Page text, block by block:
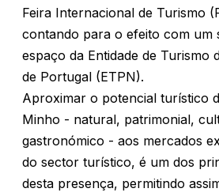
Feira Internacional de Turismo
contando para o efeito com um
espaço da Entidade de Turismo
de Portugal (ETPN).
Aproximar o potencial turístico
Minho - natural, patrimonial,
gastronómico - aos mercados
do sector turístico, é um dos
desta presença, permitindo